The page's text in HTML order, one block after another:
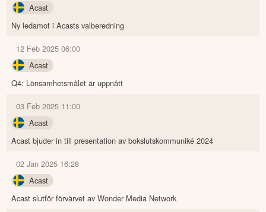
Acast
Ny ledamot i Acasts valberedning
12 Feb 2025 06:00
Acast
Q4: Lönsamhetsmålet är uppnått
03 Feb 2025 11:00
Acast
Acast bjuder in till presentation av bokslutskommuniké 2024
02 Jan 2025 16:28
Acast
Acast slutför förvärvet av Wonder Media Network